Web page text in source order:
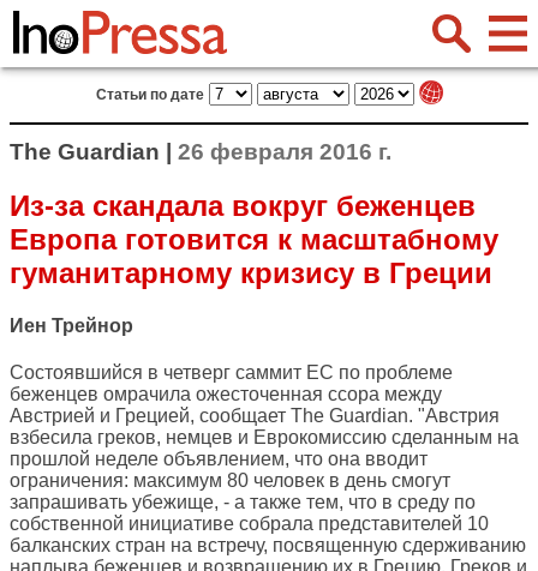
Статьи по дате
The Guardian | 26 февраля 2016 г.
Из-за скандала вокруг беженцев
Европа готовится к масштабному
гуманитарному кризису в Греции
Иен Трейнор
Состоявшийся в четверг саммит ЕС по проблеме
беженцев омрачила ожесточенная ссора между
Австрией и Грецией, сообщает The Guardian. "Австрия
взбесила греков, немцев и Еврокомиссию сделанным на
прошлой неделе объявлением, что она вводит
ограничения: максимум 80 человек в день смогут
запрашивать убежище, - а также тем, что в среду по
собственной инициативе собрала представителей 10
балканских стран на встречу, посвященную сдерживанию